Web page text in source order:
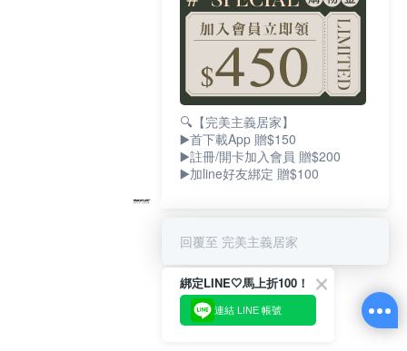
🔍【完美主義居家】
▶️首下載App 贈$150
▶️註冊/開卡加入會員 贈$200
▶️加line好友綁定 贈$100
回覆至 完美主義居家
綁定LINE🤍馬上折100！
連結 LINE 帳號